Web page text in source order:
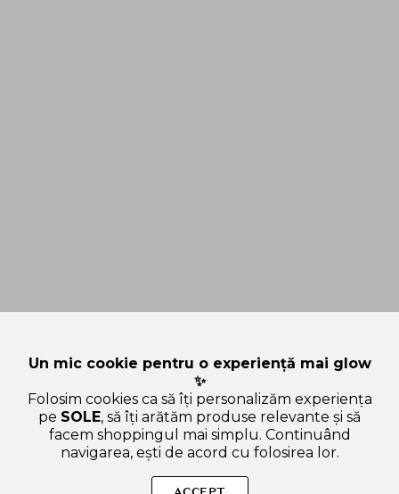
Klairs Rich Moist Soothing Cream, 80 gr - crema de fata
Un mic cookie pentru o experiență mai glow
✨
Folosim cookies ca să îți personalizăm experiența
pe SOLE, să îți arătăm produse relevante și să
facem shoppingul mai simplu. Continuând
navigarea, ești de acord cu folosirea lor.